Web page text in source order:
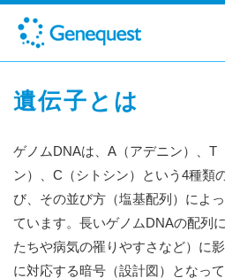
遺伝子とは
ゲノムDNAは、A（アデニン）、T
ン）、C（シトシン）という4種類
び、その並び方（塩基配列）によ
ています。長いゲノムDNAの配列
たちや病気の罹りやすさなど）に
に対応する暗号（設計図）となっ